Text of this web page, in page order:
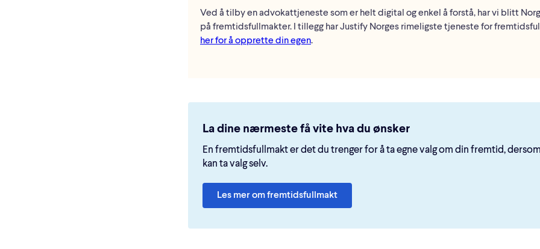
Ved å tilby en advokattjeneste som er helt digital og enkel å forstå, har vi blitt
på fremtidsfullmakter. I tillegg har Justify Norges rimeligste tjeneste for
her for å opprette din egen.
La dine nærmeste få vite hva du ønsker
En fremtidsfullmakt er det du trenger for å ta egne valg om din fremtid,
kan ta valg selv.
Les mer om fremtidsfullmakt